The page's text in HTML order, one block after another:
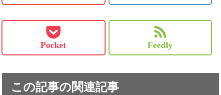
Pocket Feedly
この記事の関連記事